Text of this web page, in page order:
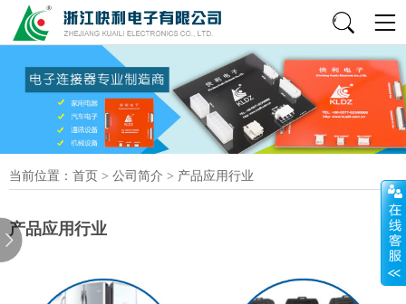
当前位置： 首页 > 公司简介 > 产品应用行业
产品应用行业